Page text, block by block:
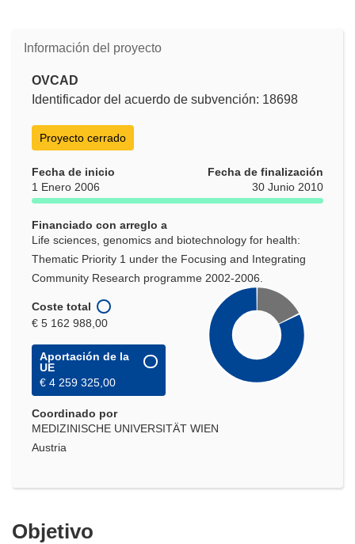
Información del proyecto
OVCAD
Identificador del acuerdo de subvención: 18698
Proyecto cerrado
Fecha de inicio
1 Enero 2006
Fecha de finalización
30 Junio 2010
Financiado con arreglo a
Life sciences, genomics and biotechnology for health:
Thematic Priority 1 under the Focusing and Integrating
Community Research programme 2002-2006.
Coste total
€ 5 162 988,00
Aportación de la
UE
€ 4 259 325,00
Coordinado por
MEDIZINISCHE UNIVERSITÄT WIEN
Austria
Objetivo